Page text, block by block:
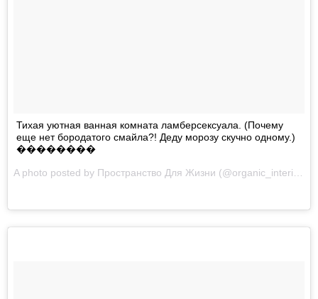
Тихая уютная ванная комната ламберсексуала. (Почему
еще нет бородатого смайла?! Деду морозу скучно одному.)
��������
A photo posted by Пространство Для Жизни (@organic_interior) on